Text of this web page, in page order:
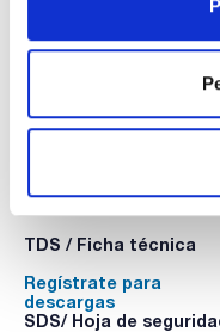
Documentación
TDS / Ficha técnica
Regístrate para
descargas
SDS/ Hoja de